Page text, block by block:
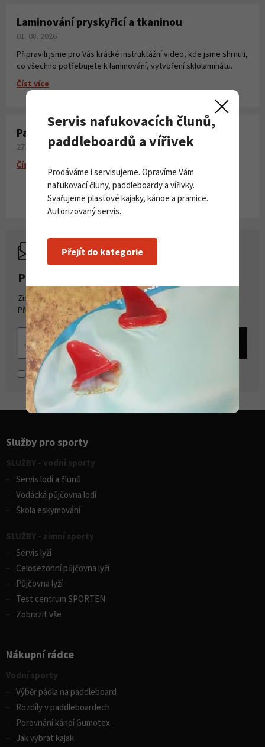
Laminování pryskyřicí a tkaninou
01. 08. 2026
Připravili jsme pro Vás krátké instruktážní video, kde jsme shrnuli,
co všechno potřebujete k laminování, vytvoření sklolaminátu.
Číst více
Paddleboardy Viking nově v naší nabídce
27. 06. 2026
Číst více
PŘIHLASTE SE K ODBĚRU NOVINEK
Získejte přehled o novinkách a akcích na našem e-shopu.
Přihlašte se k odběru novinek.
Souhlasím se zpracováním osobních údajů
Služby pro sporty
SLUŽBY - vodní sporty
Servis lodí a člunů
Vodácká půjčovna lodí
Škola eskymování
SLUŽBY - zimní sporty
Servis lyží
Celosezonní půjčovna lyží
Půjčovna lyží
Test centrum SPORTEN
Zobrazit vše
Nákupní rádce
Vodní sporty
Výběr pádla na paddleboard
Rozdíly v paddleboardech
Porovnání kánoí Gumotex
Jak vybrat kajak
Servis nafukovacích člunů,
paddleboardů a vířivek
Prodáváme i servisujeme. Opravíme Vám
nafukovací čluny, paddleboardy a vířivky.
Svařujeme plastové kajaky, kánoe a pramice.
Autorizovaný servis.
Přejít do kategorie